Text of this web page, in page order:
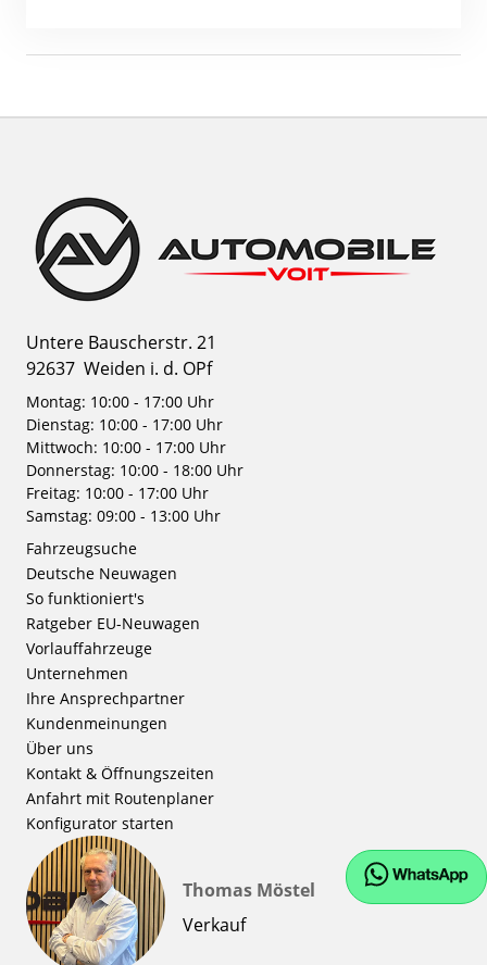
Untere Bauscherstr. 21
92637 Weiden i. d. OPf
Montag: 10:00 - 17:00 Uhr
Dienstag: 10:00 - 17:00 Uhr
Mittwoch: 10:00 - 17:00 Uhr
Donnerstag: 10:00 - 18:00 Uhr
Freitag: 10:00 - 17:00 Uhr
Samstag: 09:00 - 13:00 Uhr
Fahrzeugsuche
Deutsche Neuwagen
So funktioniert's
Ratgeber EU-Neuwagen
Vorlauffahrzeuge
Unternehmen
Ihre Ansprechpartner
Kundenmeinungen
Über uns
Kontakt & Öffnungszeiten
Anfahrt mit Routenplaner
Konfigurator starten
Thomas Möstel
Verkauf